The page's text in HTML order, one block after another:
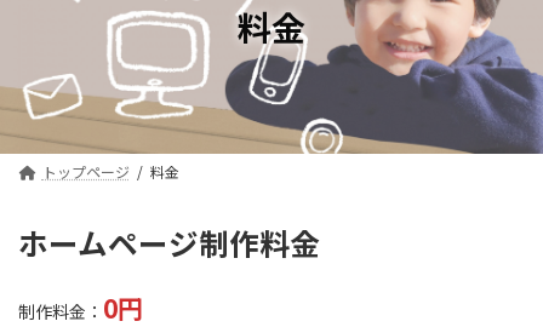
料金
トップページ 料金
ホームページ制作料金
制作料金： 0円